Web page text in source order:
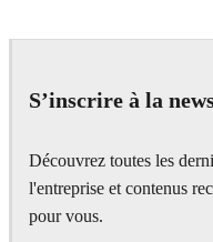
S’inscrire à la
Découvrez toutes les
l'entreprise et contenus
pour vous.